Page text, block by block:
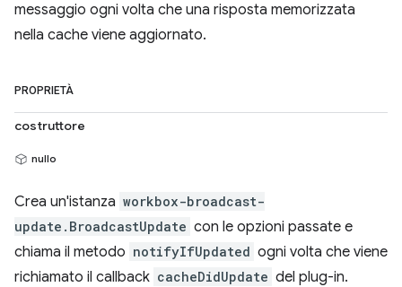
messaggio ogni volta che una risposta memorizzata
nella cache viene aggiornato.
PROPRIETÀ
costruttore
nullo
Crea un'istanza workbox-broadcast-
update.BroadcastUpdate con le opzioni passate e
chiama il metodo notifyIfUpdated ogni volta che viene
richiamato il callback cacheDidUpdate del plug-in.